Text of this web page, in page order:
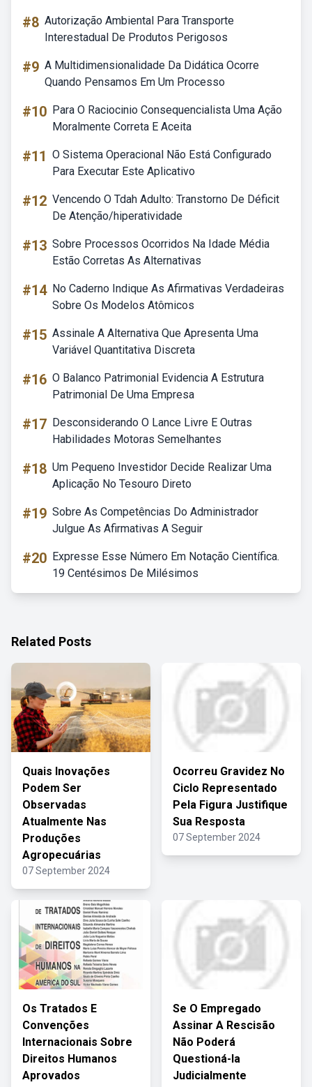
#8 Autorização Ambiental Para Transporte
Interestadual De Produtos Perigosos
#9 A Multidimensionalidade Da Didática Ocorre
Quando Pensamos Em Um Processo
#10 Para O Raciocinio Consequencialista Uma Ação
Moralmente Correta E Aceita
#11 O Sistema Operacional Não Está Configurado
Para Executar Este Aplicativo
#12 Vencendo O Tdah Adulto: Transtorno De Déficit
De Atenção/hiperatividade
#13 Sobre Processos Ocorridos Na Idade Média
Estão Corretas As Alternativas
#14 No Caderno Indique As Afirmativas Verdadeiras
Sobre Os Modelos Atômicos
#15 Assinale A Alternativa Que Apresenta Uma
Variável Quantitativa Discreta
#16 O Balanco Patrimonial Evidencia A Estrutura
Patrimonial De Uma Empresa
#17 Desconsiderando O Lance Livre E Outras
Habilidades Motoras Semelhantes
#18 Um Pequeno Investidor Decide Realizar Uma
Aplicação No Tesouro Direto
#19 Sobre As Competências Do Administrador
Julgue As Afirmativas A Seguir
#20 Expresse Esse Número Em Notação Científica.
19 Centésimos De Milésimos
Related Posts
Quais Inovações
Podem Ser
Observadas
Atualmente Nas
Produções
Agropecuárias
07 September 2024
Ocorreu Gravidez No
Ciclo Representado
Pela Figura Justifique
Sua Resposta
07 September 2024
Os Tratados E
Convenções
Internacionais Sobre
Direitos Humanos
Aprovados
Se O Empregado
Assinar A Rescisão
Não Poderá
Questioná-la
Judicialmente